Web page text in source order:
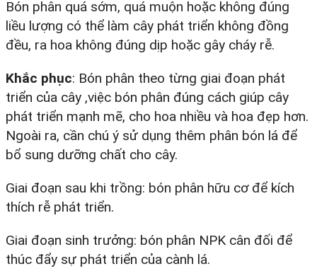
Bón phân quá sớm, quá muộn hoặc không đúng
liều lượng có thể làm cây phát triển không đồng
đều, ra hoa không đúng dịp hoặc gây cháy rễ.​
Khắc phục: Bón phân theo từng giai đoạn phát
triển của cây ,việc bón phân đúng cách giúp cây
phát triển mạnh mẽ, cho hoa nhiều và hoa đẹp hơn.
Ngoài ra, cần chú ý sử dụng thêm phân bón lá để
bổ sung dưỡng chất cho cây.
Giai đoạn sau khi trồng: bón phân hữu cơ để kích
thích rễ phát triển.​
Giai đoạn sinh trưởng: bón phân NPK cân đối để
thúc đẩy sự phát triển của cành lá.​